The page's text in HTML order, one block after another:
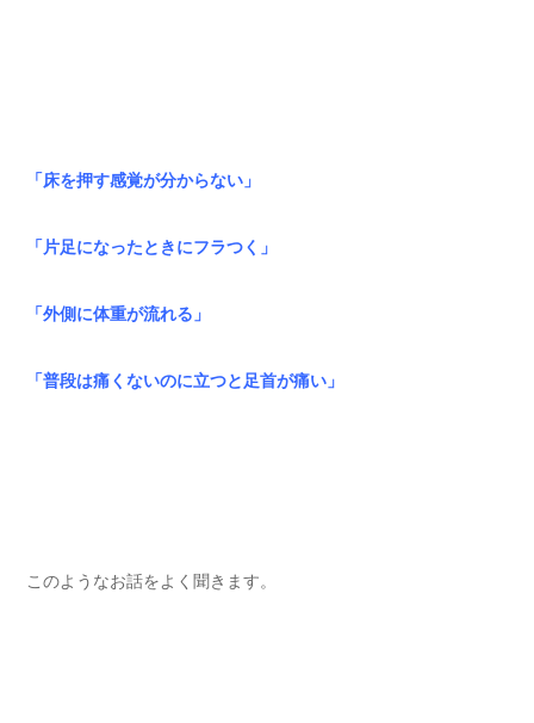
「床を押す感覚が分からない」
「片足になったときにフラつく」
「外側に体重が流れる」
「普段は痛くないのに立つと足首が痛い」
このようなお話をよく聞きます。